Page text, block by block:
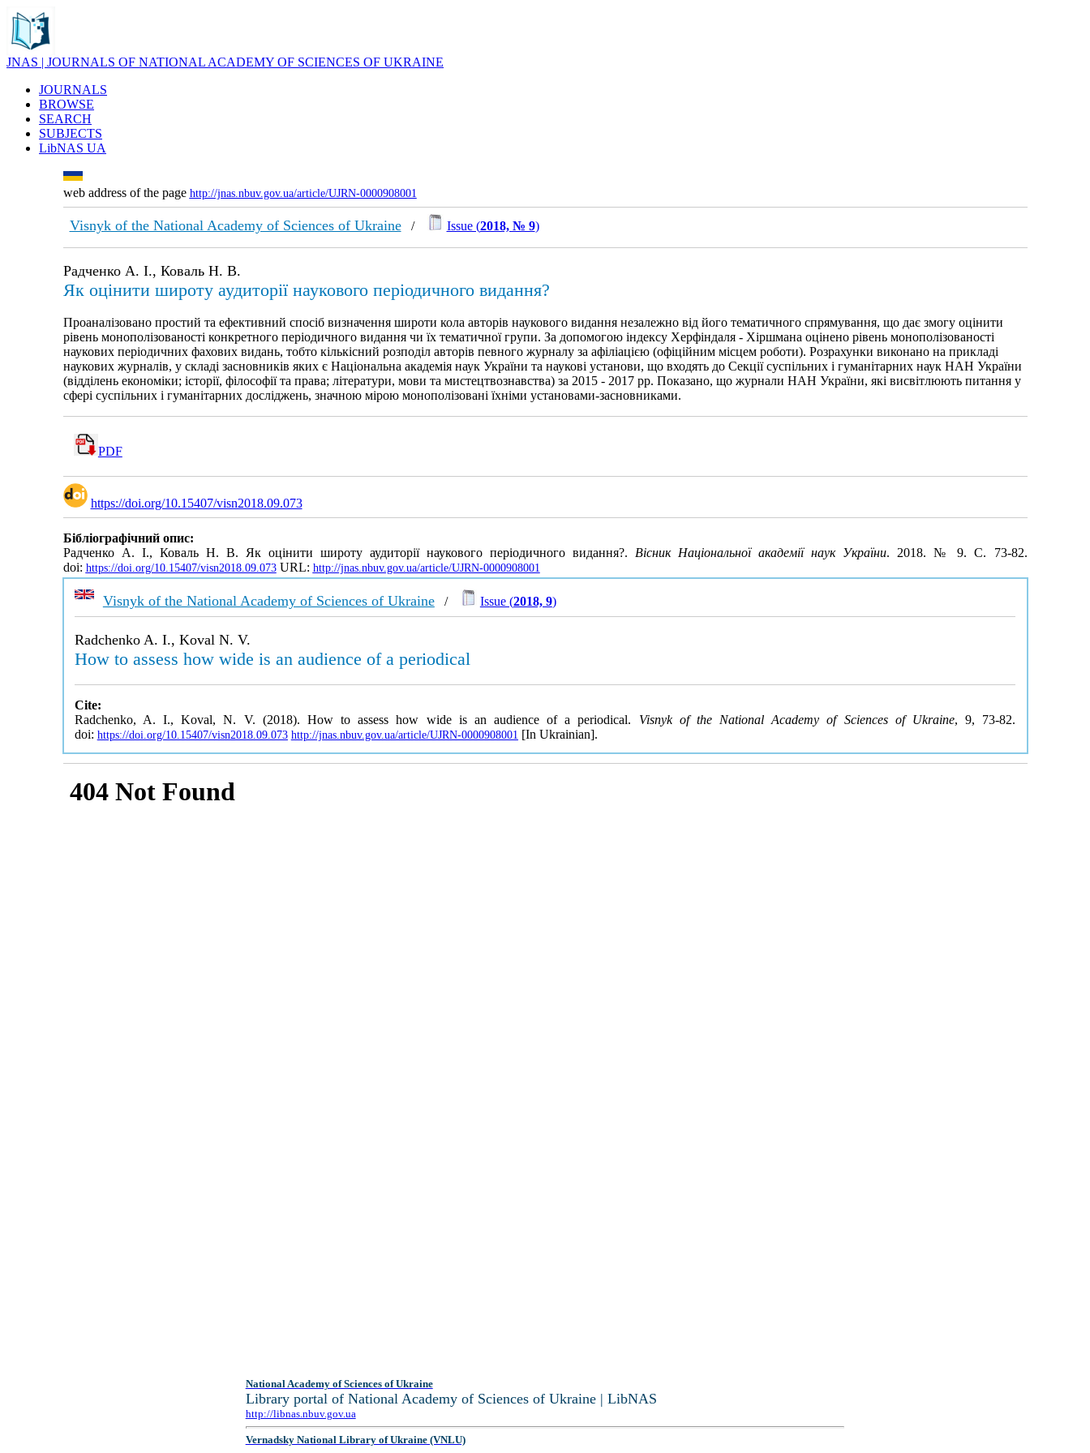
JNAS | JOURNALS OF NATIONAL ACADEMY OF SCIENCES OF UKRAINE
JOURNALS
BROWSE
SEARCH
SUBJECTS
LibNAS UA
web address of the page http://jnas.nbuv.gov.ua/article/UJRN-0000908001
Visnyk of the National Academy of Sciences of Ukraine/ Issue (2018, № 9)
Радченко А. І., Коваль Н. В.
Як оцінити широту аудиторії наукового періодичного видання?
Проаналізовано простий та ефективний спосіб визначення широти кола авторів наукового видання незалежно від його тематичного спрямування, що дає змогу оцінити
рівень монополізованості конкретного періодичного видання чи їх тематичної групи. За допомогою індексу Херфіндаля - Хіршмана оцінено рівень монополізованості
наукових періодичних фахових видань, тобто кількісний розподіл авторів певного журналу за афіліацією (офіційним місцем роботи). Розрахунки виконано на прикладі
наукових журналів, у складі засновників яких є Національна академія наук України та наукові установи, що входять до Секції суспільних і гуманітарних наук НАН України
(відділень економіки; історії, філософії та права; літератури, мови та мистецтвознавства) за 2015 - 2017 рр. Показано, що журнали НАН України, які висвітлюють питання у
сфері суспільних і гуманітарних досліджень, значною мірою монополізовані їхніми установами-засновниками.
PDF
https://doi.org/10.15407/visn2018.09.073
Бібліографічний опис:
Радченко А. І., Коваль Н. В. Як оцінити широту аудиторії наукового періодичного видання?.Вісник Національної академії наук України. 2018. № 9. С. 73-82.
doi: https://doi.org/10.15407/visn2018.09.073URL: http://jnas.nbuv.gov.ua/article/UJRN-0000908001
Visnyk of the National Academy of Sciences of Ukraine/ Issue (2018, 9)
Radchenko A. I., Koval N. V.
How to assess how wide is an audience of a periodical
Cite:
Radchenko, A. I., Koval, N. V. (2018). How to assess how wide is an audience of a periodical. Visnyk of the National Academy of Sciences of Ukraine, 9, 73-82.
doi: https://doi.org/10.15407/visn2018.09.073 http://jnas.nbuv.gov.ua/article/UJRN-0000908001 [In Ukrainian].
National Academy of Sciences of Ukraine
Library portal of National Academy of Sciences of Ukraine | LibNAS
http://libnas.nbuv.gov.ua
Vernadsky National Library of Ukraine (VNLU)